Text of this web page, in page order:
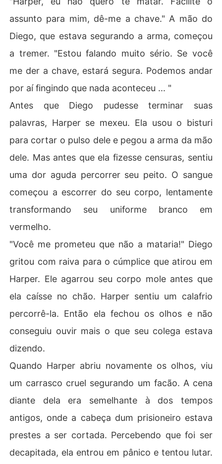
assunto para mim, dê-me a chave." A mão do
Diego, que estava segurando a arma, começou
a tremer. "Estou falando muito sério. Se você
me der a chave, estará segura. Podemos andar
por aí fingindo que nada aconteceu ... "
Antes que Diego pudesse terminar suas
palavras, Harper se mexeu. Ela usou o bisturi
para cortar o pulso dele e pegou a arma da mão
dele. Mas antes que ela fizesse censuras, sentiu
uma dor aguda percorrer seu peito. O sangue
começou a escorrer do seu corpo, lentamente
transformando seu uniforme branco em
vermelho.
"Você me prometeu que não a mataria!" Diego
gritou com raiva para o cúmplice que atirou em
Harper. Ele agarrou seu corpo mole antes que
ela caísse no chão. Harper sentiu um calafrio
percorrê-la. Então ela fechou os olhos e não
conseguiu ouvir mais o que seu colega estava
dizendo.
Quando Harper abriu novamente os olhos, viu
um carrasco cruel segurando um facão. A cena
diante dela era semelhante à dos tempos
antigos, onde a cabeça dum prisioneiro estava
prestes a ser cortada. Percebendo que foi ser
decapitada, ela entrou em pânico e tentou lutar.